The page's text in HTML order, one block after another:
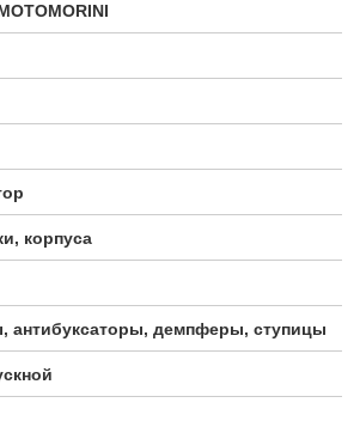
корпуса
антибуксаторы, демпферы, ступицы